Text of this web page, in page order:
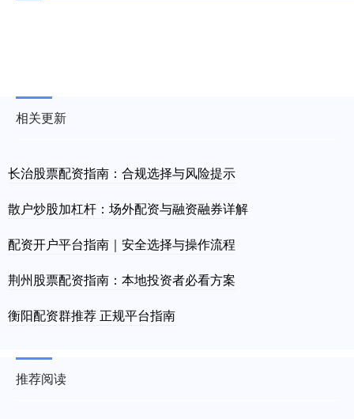
相关更新
长治股票配资指南：合规选择与风险提示
散户炒股加杠杆：场外配资与融资融券详解
配资开户平台指南｜安全选择与操作流程
荆州股票配资指南：本地投资者必看方案
衡阳配资群推荐 正规平台指南
推荐阅读